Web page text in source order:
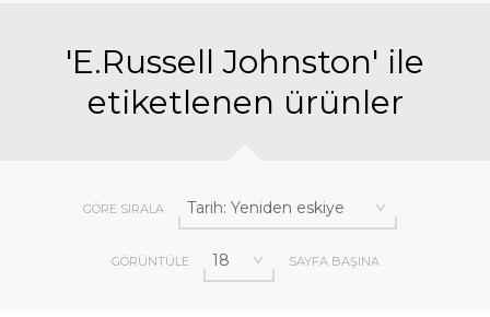
'E.Russell Johnston' ile
etiketlenen ürünler
GÖRE SIRALA
GÖRÜNTÜLE SAYFA BAŞINA